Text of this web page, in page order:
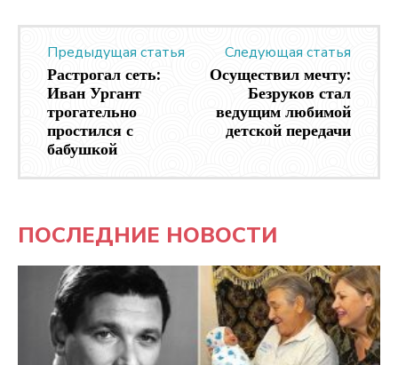
Предыдущая статья
Растрогал сеть:
Иван Ургант
трогательно
простился с
бабушкой
Следующая статья
Осуществил мечту:
Безруков стал
ведущим любимой
детской передачи
ПОСЛЕДНИЕ НОВОСТИ